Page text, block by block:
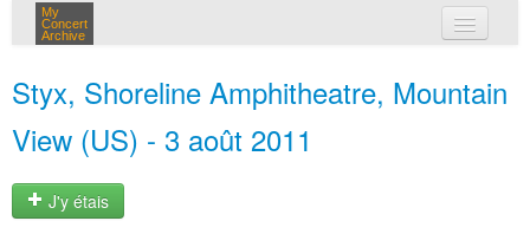
My
Concert
Archive
Styx, Shoreline Amphitheatre, Mountain
View (US) - 3 août 2011
J'y étais